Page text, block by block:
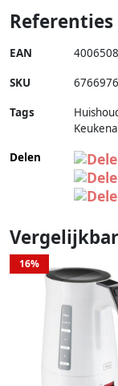
Referenties
EAN
SKU 6766976
Tags
Delen
16%